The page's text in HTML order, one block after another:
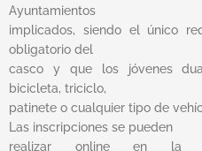
Ayuntamientos
implicados, siendo el único
obligatorio del
casco y que los jóvenes
bicicleta, triciclo,
patinete o cualquier tipo de
Las inscripciones se pueden
realizar online en la